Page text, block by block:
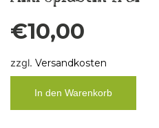
€10,00
zzgl. Versandkosten
In den Warenkorb